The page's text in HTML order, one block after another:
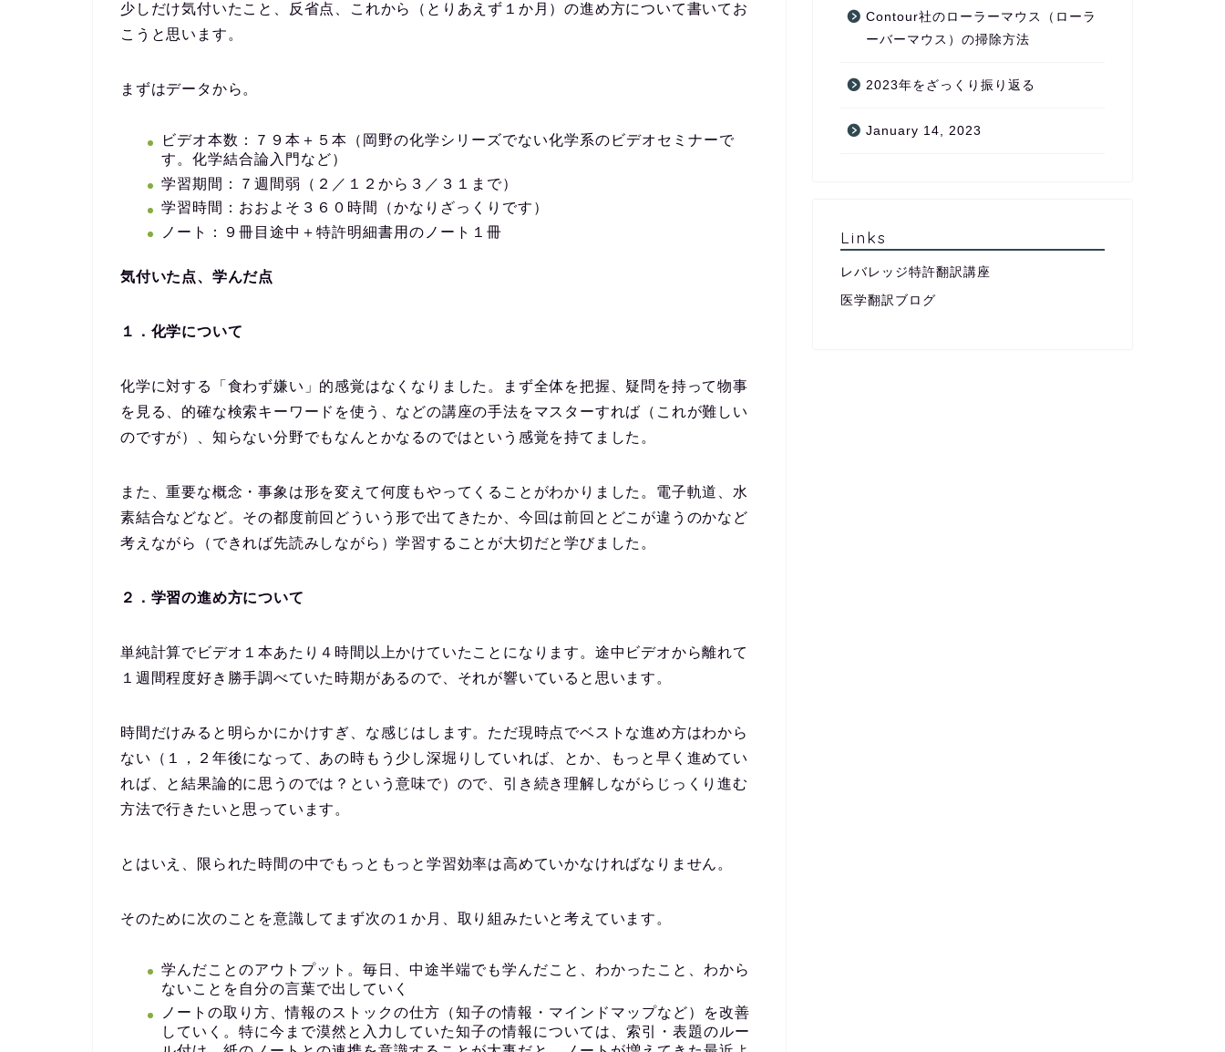
少しだけ気付いたこと、反省点、これから（とりあえず１か月）の進め方について書いてお
こうと思います。
まずはデータから。
ビデオ本数：７９本＋５本（岡野の化学シリーズでない化学系のビデオセミナーで
す。化学結合論入門など）
学習期間：７週間弱（２／１２から３／３１まで）
学習時間：おおよそ３６０時間（かなりざっくりです）
ノート：９冊目途中＋特許明細書用のノート１冊
気付いた点、学んだ点
１．化学について
化学に対する「食わず嫌い」的感覚はなくなりました。まず全体を把握、疑問を持って物事
を見る、的確な検索キーワードを使う、などの講座の手法をマスターすれば（これが難しい
のですが）、知らない分野でもなんとかなるのではという感覚を持てました。
また、重要な概念・事象は形を変えて何度もやってくることがわかりました。電子軌道、水
素結合などなど。その都度前回どういう形で出てきたか、今回は前回とどこが違うのかなど
考えながら（できれば先読みしながら）学習することが大切だと学びました。
２．学習の進め方について
単純計算でビデオ１本あたり４時間以上かけていたことになります。途中ビデオから離れて
１週間程度好き勝手調べていた時期があるので、それが響いていると思います。
時間だけみると明らかにかけすぎ、な感じはします。ただ現時点でベストな進め方はわから
ない（１，２年後になって、あの時もう少し深堀りしていれば、とか、もっと早く進めてい
れば、と結果論的に思うのでは？という意味で）ので、引き続き理解しながらじっくり進む
方法で行きたいと思っています。
とはいえ、限られた時間の中でもっともっと学習効率は高めていかなければなりません。
そのために次のことを意識してまず次の１か月、取り組みたいと考えています。
学んだことのアウトプット。毎日、中途半端でも学んだこと、わかったこと、わから
ないことを自分の言葉で出していく
ノートの取り方、情報のストックの仕方（知子の情報・マインドマップなど）を改善
していく。特に今まで漠然と入力していた知子の情報については、索引・表題のルー
Contour社のローラーマウス（ローラ
ーバーマウス）の掃除方法
2023年をざっくり振り返る
January 14, 2023
Links
レバレッジ特許翻訳講座
医学翻訳ブログ